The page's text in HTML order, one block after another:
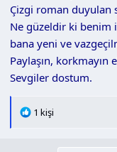
Çizgi roman duyulan
Ne güzeldir ki benim
bana yeni ve
Paylaşın, korkmayın
Sevgiler dostum.
T1 kişi